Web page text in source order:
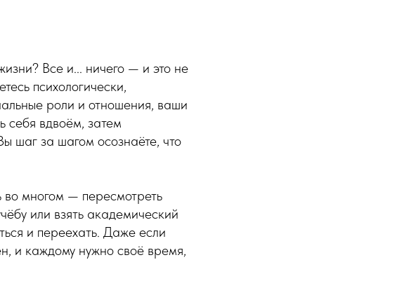
Все и... ничего — и это не
психологически,
роли и отношения, ваши
себя вдвоём, затем
шаг за шагом осознаёте, что
во многом — пересмотреть
или взять академический
и переехать. Даже если
и каждому нужно своё время,